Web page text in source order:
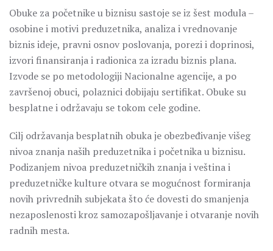
Obuke za početnike u biznisu sastoje se iz šest modula –
osobine i motivi preduzetnika, analiza i vrednovanje
biznis ideje, pravni osnov poslovanja, porezi i doprinosi,
izvori finansiranja i radionica za izradu biznis plana.
Izvode se po metodologiji Nacionalne agencije, a po
završenoj obuci, polaznici dobijaju sertifikat. Obuke su
besplatne i održavaju se tokom cele godine.
Cilj održavanja besplatnih obuka je obezbeđivanje višeg
nivoa znanja naših preduzetnika i početnika u biznisu.
Podizanjem nivoa preduzetničkih znanja i veština i
preduzetničke kulture otvara se mogućnost formiranja
novih privrednih subjekata što će dovesti do smanjenja
nezaposlenosti kroz samozapošljavanje i otvaranje novih
radnih mesta.